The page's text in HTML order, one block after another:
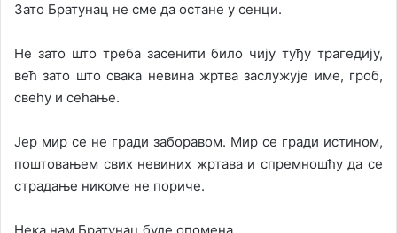
Зато Братунац не сме да остане у сенци.
Не зато што треба засенити било чију туђу трагедију,
већ зато што свака невина жртва заслужује име, гроб,
свећу и сећање.
Јер мир се не гради заборавом. Мир се гради истином,
поштовањем свих невиних жртава и спремношћу да се
страдање никоме не пориче.